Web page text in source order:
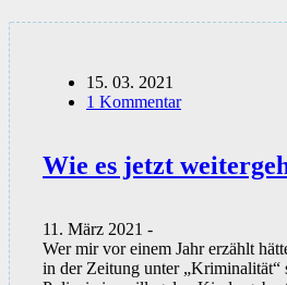
15. 03. 2021
1 Kommentar
Wie es jetzt
11. März 2021 -
Wer mir vor einem Jahr erzählt
in der Zeitung unter „Kriminalität“